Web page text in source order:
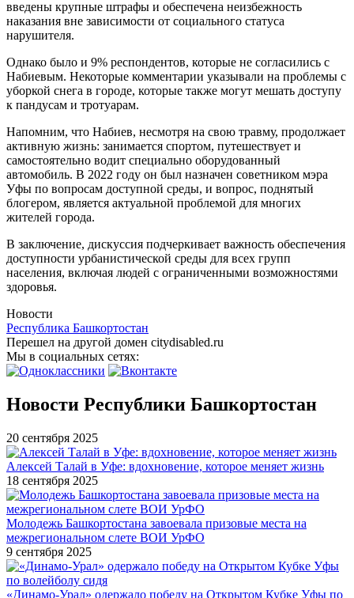
введены крупные штрафы и обеспечена неизбежность
наказания вне зависимости от социального статуса
нарушителя.
Однако было и 9% респондентов, которые не согласились с
Набиевым. Некоторые комментарии указывали на проблемы с
уборкой снега в городе, которые также могут мешать доступу
к пандусам и тротуарам.
Напомним, что Набиев, несмотря на свою травму, продолжает
активную жизнь: занимается спортом, путешествует и
самостоятельно водит специально оборудованный
автомобиль. В 2022 году он был назначен советником мэра
Уфы по вопросам доступной среды, и вопрос, поднятый
блогером, является актуальной проблемой для многих
жителей города.
В заключение, дискуссия подчеркивает важность обеспечения
доступности урбанистической среды для всех групп
населения, включая людей с ограниченными возможностями
здоровья.
Новости
Республика Башкортостан
Перешел на другой домен citydisabled.ru
Мы в социальных сетях:
Новости Республики Башкортостан
20 сентября 2025
Алексей Талай в Уфе: вдохновение, которое меняет жизнь
18 сентября 2025
Молодежь Башкортостана завоевала призовые места на
межрегиональном слете ВОИ УрФО
9 сентября 2025
«Динамо-Урал» одержало победу на Открытом Кубке Уфы по